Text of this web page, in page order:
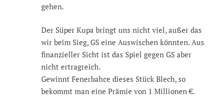
gehen.
Der Süper Kupa bringt uns nicht viel, außer das
wir beim Sieg, GS eine Auswischen könnten. Aus
finanzieller Sicht ist das Spiel gegen GS aber
nicht ertragreich.
Gewinnt Fenerbahce dieses Stück Blech, so
bekommt man eine Prämie von 1 Millionen €.